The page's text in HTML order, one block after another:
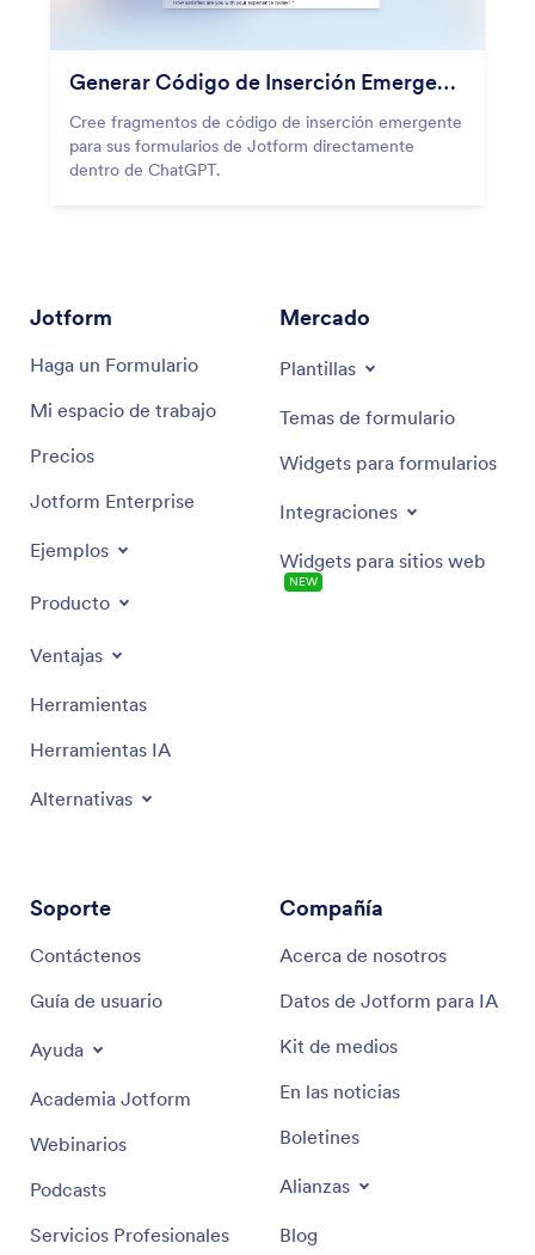
Generar Código de Inserción Emergente
Cree fragmentos de código de inserción emergente
para sus formularios de Jotform directamente
dentro de ChatGPT.
Jotform
Haga un Formulario
Mi espacio de trabajo
Precios
Jotform Enterprise
Ejemplos
Producto
Ventajas
Herramientas
Herramientas IA
Alternativas
Mercado
Plantillas
Temas de formulario
Widgets para formularios
Integraciones
Widgets para sitios web
NUEVA
Soporte
Contáctenos
Guía de usuario
Ayuda
Academia Jotform
Webinarios
Podcasts
Servicios Profesionales
Compañía
Acerca de nosotros
Datos de Jotform para IA
Kit de medios
En las noticias
Boletines
Alianzas
Blog